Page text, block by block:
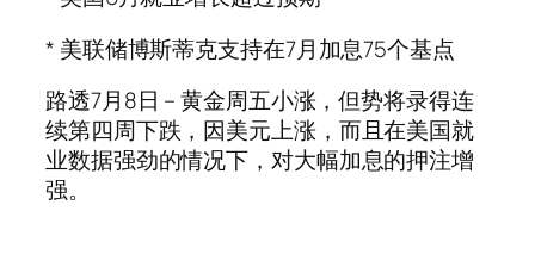
* 美联储博斯蒂克支持在7月加息75个基点
路透7月8日 – 黄金周五小涨，但势将录得连
续第四周下跌，因美元上涨，而且在美国就
业数据强劲的情况下，对大幅加息的押注增
强。